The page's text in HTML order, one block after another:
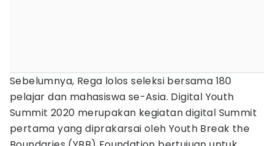
Sebelumnya, Rega lolos seleksi bersama 180
pelajar dan mahasiswa se-Asia. Digital Youth
Summit 2020 merupakan kegiatan digital Summit
pertama yang diprakarsai oleh Youth Break the